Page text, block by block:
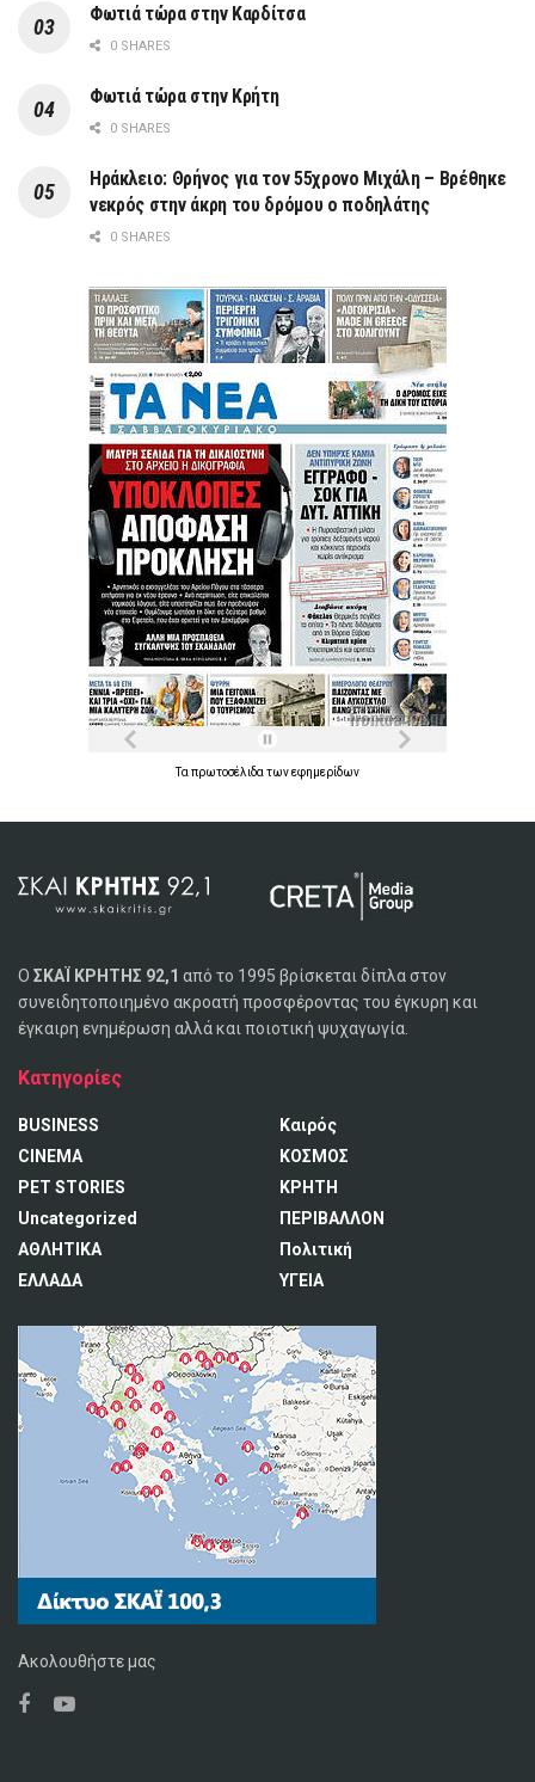
Φωτιά τώρα στην Καρδίτσα
0 SHARES
Φωτιά τώρα στην Κρήτη
0 SHARES
Ηράκλειο: Θρήνος για τον 55χρονο Μιχάλη – Βρέθηκε
νεκρός στην άκρη του δρόμου ο ποδηλάτης
0 SHARES
Τα πρωτοσέλιδα τωνεφημερίδων
Ο ΣΚΑΪ ΚΡΗΤΗΣ 92,1 από το 1995 βρίσκεται δίπλα στον
συνειδητοποιημένο ακροατή προσφέροντας του έγκυρη και
έγκαιρη ενημέρωση αλλά και ποιοτική ψυχαγωγία.
Κατηγορίες
BUSINESS
CINEMA
PET STORIES
Uncategorized
ΑΘΛΗΤΙΚΑ
ΕΛΛΑΔΑ
Καιρός
ΚΟΣΜΟΣ
ΚΡΗΤΗ
ΠΕΡΙΒΑΛΛΟΝ
Πολιτική
ΥΓΕΙΑ
Ακολουθήστε μας